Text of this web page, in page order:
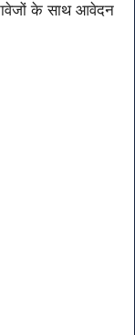
के साथ आवेदन